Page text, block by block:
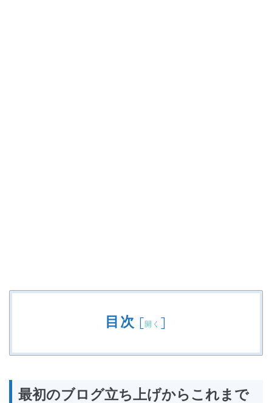
目次 [開く ]
最初のブログ立ち上げからこれまで